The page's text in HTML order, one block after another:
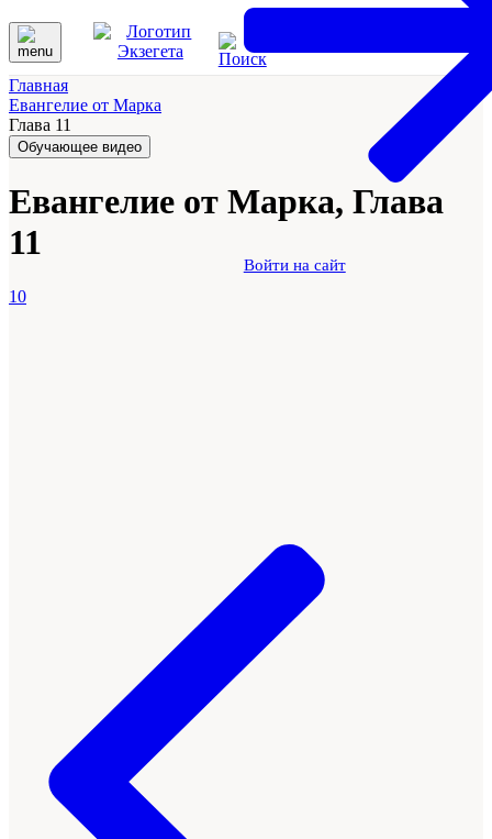
Войти на сайт
Главная
Евангелие от Марка
Глава 11
Обучающее видео
Евангелие от Марка, Глава
11
10